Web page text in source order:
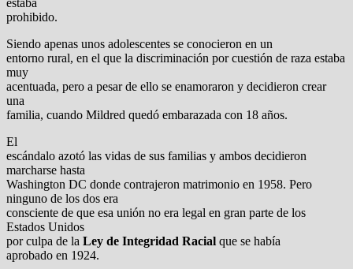
prohibido.
Siendo apenas unos adolescentes se conocieron en un
entorno rural, en el que la discriminación por cuestión de raza estaba
muy
acentuada, pero a pesar de ello se enamoraron y decidieron crear
una
familia, cuando Mildred quedó embarazada con 18 años.
El
escándalo azotó las vidas de sus familias y ambos decidieron
marcharse hasta
Washington DC donde contrajeron matrimonio en 1958. Pero
ninguno de los dos era
consciente de que esa unión no era legal en gran parte de los
Estados Unidos
por culpa de la Ley de Integridad Racial que se había
aprobado en 1924.